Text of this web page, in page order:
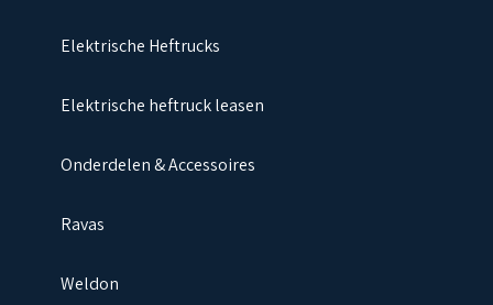
Elektrische Heftrucks
Elektrische heftruck leasen
Onderdelen & Accessoires
Ravas
Weldon